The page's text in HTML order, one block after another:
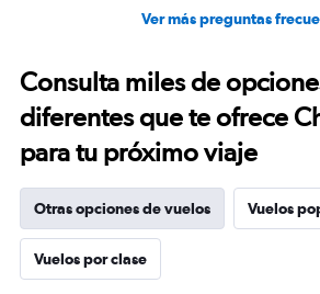
Ver más preguntas
Consulta miles de
diferentes que te ofrece
para tu próximo viaje
Otras opciones de vuelos Vuelos
Vuelos por clase